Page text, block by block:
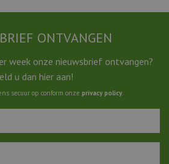
ONTVANGEN
week onze nieuwsbrief ontvangen?
u dan hier aan!
secuur op conform onze privacy policy.